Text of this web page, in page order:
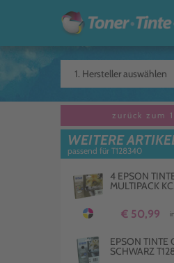
zurück zum
WEITERE
passend für T128340
4 EPSON
MULTIPACK
€ 50,99
EPSON TINTE
SCHWARZ